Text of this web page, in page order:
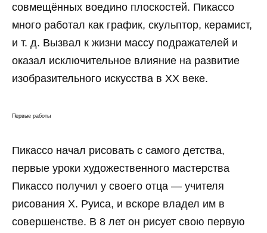
совмещённых воедино плоскостей. Пикассо
много работал как график, скульптор, керамист,
и т. д. Вызвал к жизни массу подражателей и
оказал исключительное влияние на развитие
изобразительного искусства в XX веке.
Первые работы
Пикассо начал рисовать с самого детства,
первые уроки художественного мастерства
Пикассо получил у своего отца — учителя
рисования Х. Руиса, и вскоре владел им в
совершенстве. В 8 лет он рисует свою первую